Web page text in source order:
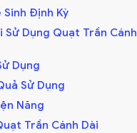
Sinh Định Kỳ
Sử Dụng Quạt Trần Cánh
Dụng
Sử Dụng
Năng
Trần Cánh Dài